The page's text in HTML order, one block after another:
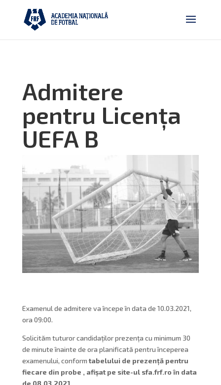
Admitere
pentru Licența
UEFA B
Examenul de admitere va începe în data de 10.03.2021,
ora 09:00.
Solicităm tuturor candidaților prezența cu minimum 30
de minute înainte de ora planificată pentru începerea
examenului, conformtabelului de prezență pentru
fiecare din probe , afișat pe site-ul sfa.frf.ro în data
de 08.03.2021.